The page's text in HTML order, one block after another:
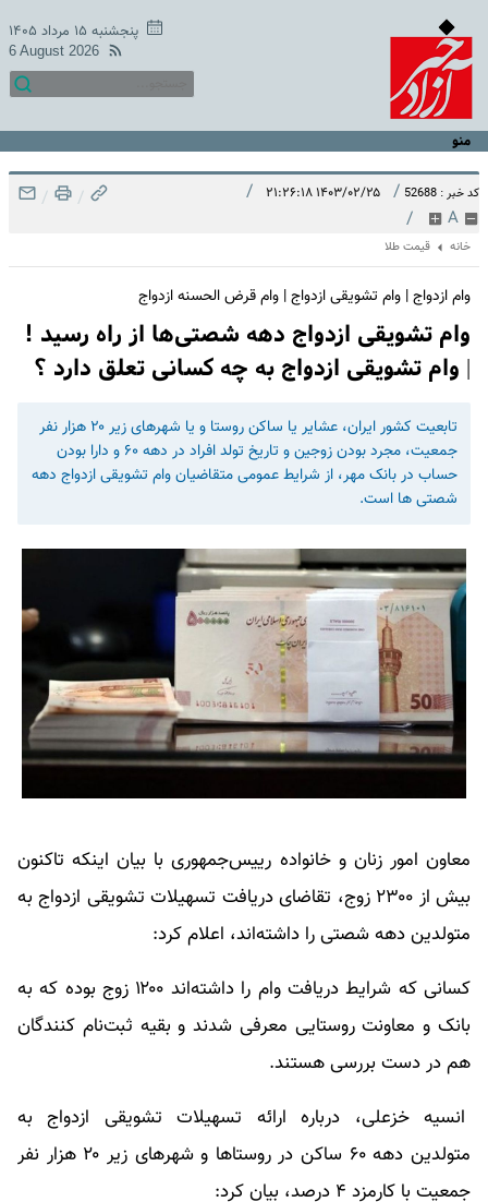
پنجشنبه ۱۵ مرداد ۱۴۰۵
6 August 2026
منو
کد خبر : 52688 / ۱۴۰۳/۰۲/۲۵ ۲۱:۲۶:۱۸ /
A
/
/
/
خانه قیمت طلا
وام ازدواج | وام تشویقی ازدواج | وام قرض الحسنه ازدواج
وام تشویقی ازدواج دهه شصتی‌ها از راه رسید !
| وام تشویقی ازدواج به چه کسانی تعلق دارد ؟
تابعیت کشور ایران، عشایر یا ساکن روستا و یا شهرهای زیر ۲۰ هزار نفر
جمعیت، مجرد بودن زوجین و تاریخ تولد افراد در دهه ۶۰ و دارا بودن
حساب در بانک مهر، از شرایط عمومی متقاضیان وام تشویقی ازدواج دهه
شصتی ها است.
معاون امور زنان و خانواده رییس‌جمهوری با بیان اینکه تاکنون
بیش از ۲۳۰۰ زوج، تقاضای دریافت تسهیلات تشویقی ازدواج به
متولدین دهه شصتی را داشته‌اند، اعلام کرد:
کسانی که شرایط دریافت وام را داشته‌اند ۱۲۰۰ زوج بوده که به
بانک و معاونت روستایی معرفی شدند و بقیه ثبت‌نام کنندگان
هم در دست بررسی هستند.
انسیه خزعلی، درباره ارائه تسهیلات تشویقی ازدواج به
متولدین دهه ۶۰ ساکن در روستاها و شهرهای زیر ۲۰ هزار نفر
جمعیت با کارمزد ۴ درصد، بیان کرد: